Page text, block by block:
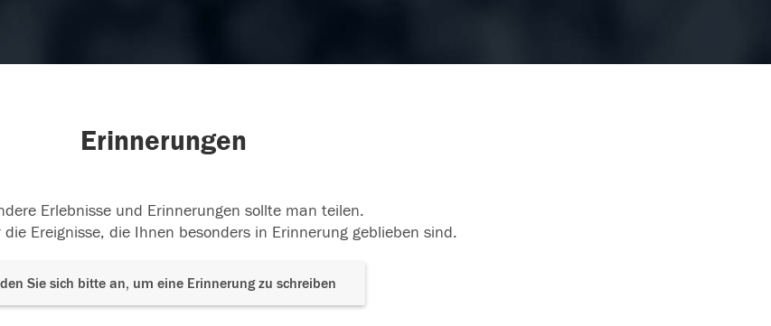
Erinnerungen
Erlebnisse und Erinnerungen sollte man teilen.
die Ereignisse, die Ihnen besonders in Erinnerung geblieben sind.
Sie sich bitte an, um eine Erinnerung zu schreiben